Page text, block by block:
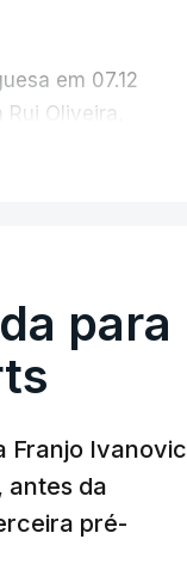
em 07.12
Oliveira,
em ciclismo de
a sete
Artem Nych
terminaram na
de terceira
para
Franjo Ivanovic
antes da
pré-